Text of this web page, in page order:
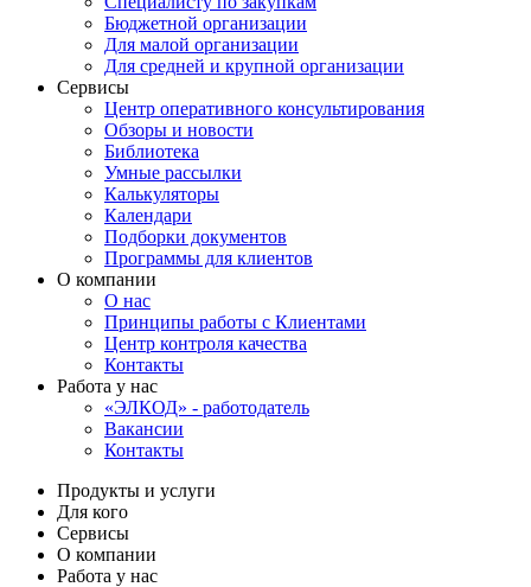
Бюджетной организации
Для малой организации
Для средней и крупной организации
Сервисы
Центр оперативного консультирования
Обзоры и новости
Библиотека
Умные рассылки
Калькуляторы
Календари
Подборки документов
Программы для клиентов
О компании
О нас
Принципы работы с Клиентами
Центр контроля качества
Контакты
Работа у нас
«ЭЛКОД» - работодатель
Вакансии
Контакты
Продукты и услуги
Для кого
Сервисы
О компании
Работа у нас